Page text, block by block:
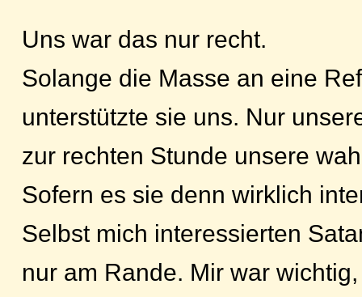
Uns war das nur recht.
Solange die Masse an eine
unterstützte sie uns. Nur
zur rechten Stunde unsere
Sofern es sie denn wirklich
Selbst mich interessierten
nur am Rande. Mir war